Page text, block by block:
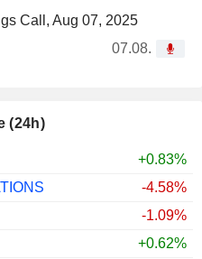
Call, Aug 07, 2025
07.08.
(24h)
+0.83%
-4.58%
-1.09%
+0.62%